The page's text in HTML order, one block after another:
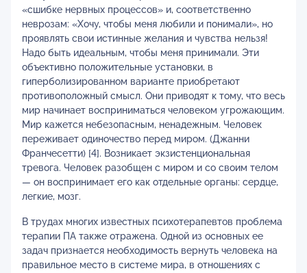
«сшибке нервных процессов» и, соответственно
неврозам: «Хочу, чтобы меня любили и понимали», но
проявлять свои истинные желания и чувства нельзя!
Надо быть идеальным, чтобы меня принимали. Эти
объективно положительные установки, в
гиперболизированном варианте приобретают
противоположный смысл. Они приводят к тому, что весь
мир начинает восприниматься человеком угрожающим.
Мир кажется небезопасным, ненадежным. Человек
переживает одиночество перед миром. (Джанни
Франчесетти) [4]. Возникает экзистенциональная
тревога. Человек разобщен с миром и со своим телом
— он воспринимает его как отдельные органы: сердце,
легкие, мозг.
В трудах многих известных психотерапевтов проблема
терапии ПА также отражена. Одной из основных ее
задач признается необходимость вернуть человека на
правильное место в системе мира, в отношениях с